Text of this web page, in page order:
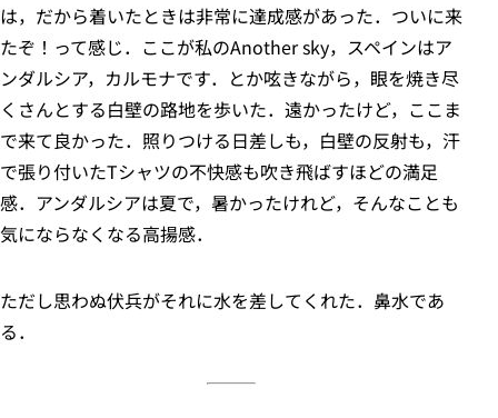
は，だから着いたときは非常に達成感があった．ついに来
たぞ！って感じ．ここが私のAnother sky，スペインはア
ンダルシア，カルモナです．とか呟きながら，眼を焼き尽
くさんとする白壁の路地を歩いた．遠かったけど，ここま
で来て良かった．照りつける日差しも，白壁の反射も，汗
で張り付いたTシャツの不快感も吹き飛ばすほどの満足
感．アンダルシアは夏で，暑かったけれど，そんなことも
気にならなくなる高揚感．
ただし思わぬ伏兵がそれに水を差してくれた．鼻水であ
る．